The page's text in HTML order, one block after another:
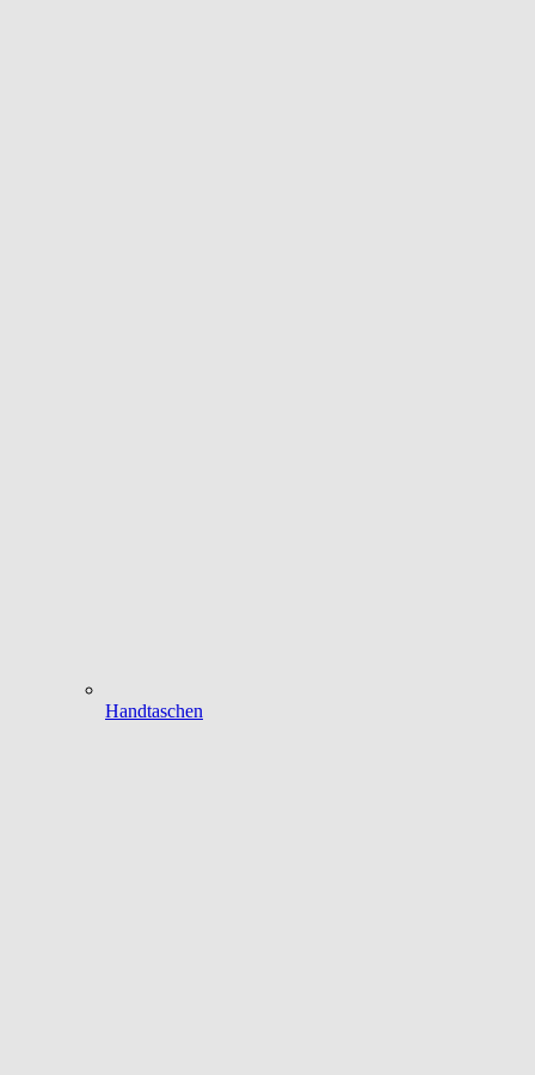
Handtaschen